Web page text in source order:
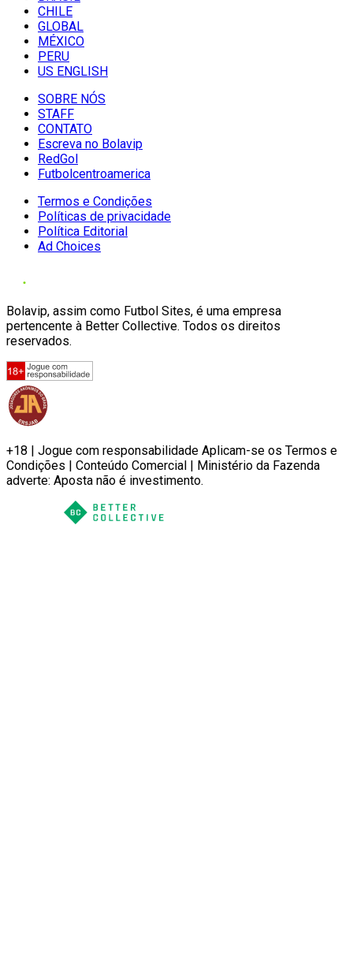
CHILE
GLOBAL
MÉXICO
PERU
US ENGLISH
SOBRE NÓS
STAFF
CONTATO
Escreva no Bolavip
RedGol
Futbolcentroamerica
Termos e Condições
Políticas de privacidade
Política Editorial
Ad Choices
Bolavip, assim como Futbol Sites, é uma empresa
pertencente à Better Collective. Todos os direitos
reservados.
+18 | Jogue com responsabilidade Aplicam-se os Termos e
Condições | Conteúdo Comercial | Ministério da Fazenda
adverte: Aposta não é investimento.